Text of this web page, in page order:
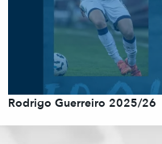
Rodrigo Guerreiro 2025/26